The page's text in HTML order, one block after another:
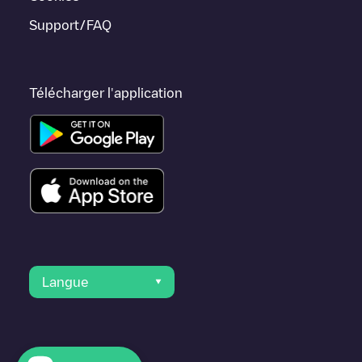
Support/FAQ
Télécharger l'application
Langue